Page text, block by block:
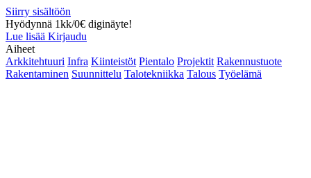
Siirry sisältöön
Hyödynnä 1kk/0€ diginäyte!
Lue lisää Kirjaudu
Aiheet
Arkkitehtuuri Infra Kiinteistöt Pientalo Projektit Rakennustuote
Rakentaminen Suunnittelu Talotekniikka Talous Työelämä